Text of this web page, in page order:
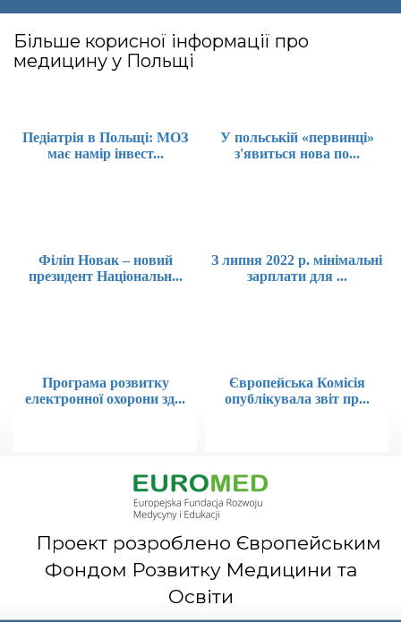
Більше корисної інформації про
медицину у Польщі
Педіатрія в Польщі: МОЗ
має намір інвест...
У польській «первинці»
з'явиться нова по...
Філіп Новак – новий
президент Національн...
З липня 2022 р. мінімальні
зарплати для ...
Програма розвитку
електронної охорони зд...
Європейська Комісія
опублікувала звіт пр...
Проект розроблено Європейським
Фондом Розвитку Медицини та
Освіти